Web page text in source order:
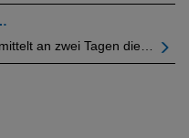
an zwei Tagen die…